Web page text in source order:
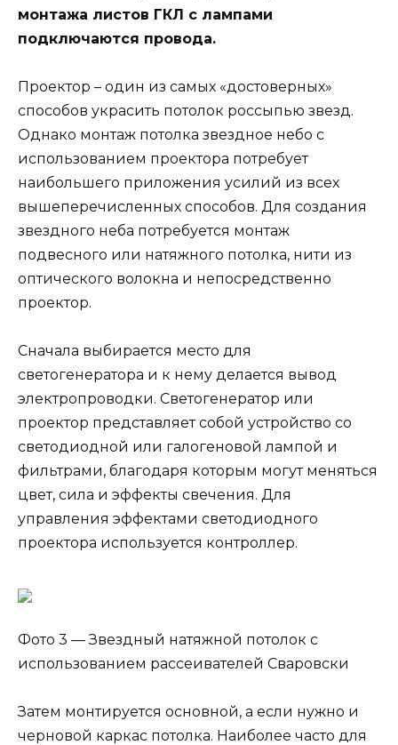
монтажа листов ГКЛ с лампами
подключаются провода.
Проектор – один из самых «достоверных»
способов украсить потолок россыпью звезд.
Однако монтаж потолка звездное небо с
использованием проектора потребует
наибольшего приложения усилий из всех
вышеперечисленных способов. Для создания
звездного неба потребуется монтаж
подвесного или натяжного потолка, нити из
оптического волокна и непосредственно
проектор.
Сначала выбирается место для
светогенератора и к нему делается вывод
электропроводки. Светогенератор или
проектор представляет собой устройство со
светодиодной или галогеновой лампой и
фильтрами, благодаря которым могут меняться
цвет, сила и эффекты свечения. Для
управления эффектами светодиодного
проектора используется контроллер.
Фото 3 — Звездный натяжной потолок с
использованием рассеивателей Сваровски
Затем монтируется основной, а если нужно и
черновой каркас потолка. Наиболее часто для